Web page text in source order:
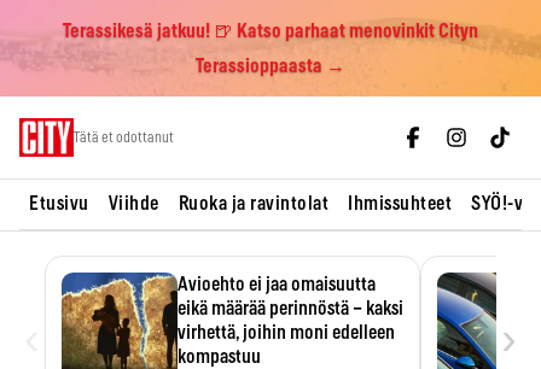
Terassikesä jatkuu! 🍺 Katso parhaat menovinkit Cityn
Terassioppaasta →
Tätä et odottanut
Etusivu Viihde Ruoka ja ravintolat Ihmissuhteet SYÖ!-
Avioehto ei jaa omaisuutta
eikä määrää perinnöstä – kaksi
virhettä, joihin moni edelleen
kompastuu
›